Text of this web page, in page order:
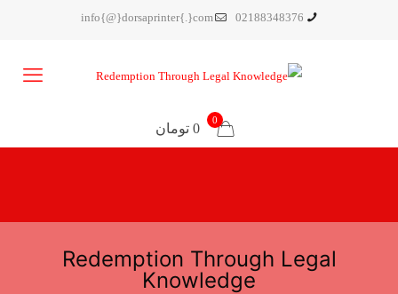
02188348376
info{@}dorsaprinter{.}com
0
0 تومان
Redemption Through Legal
Knowledge